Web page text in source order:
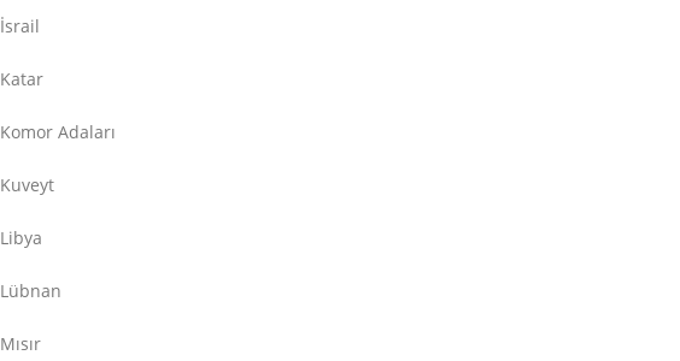
İsrail
Katar
Komor Adaları
Kuveyt
Libya
Lübnan
Mısır